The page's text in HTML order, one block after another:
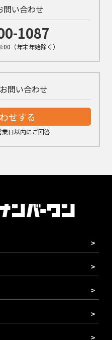
問い合わせ
1087
（年末年始除く）
問い合わせ
せする
日以内にご回答